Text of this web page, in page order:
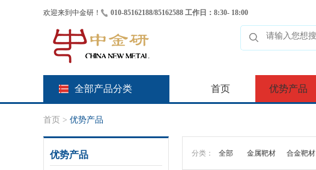
欢迎来到中金研！ 010-85162188/85162588 工作日：8:30- 18:00
全部产品分类 首页 优势产品
首页 > 优势产品
优势产品 分类： 全部 金属靶材 合金靶材